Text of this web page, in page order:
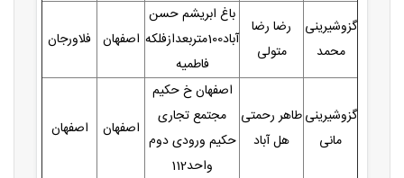
گزوشیرینی
محمد
رضا رضا
متولی
باغ ابریشم حسن
آباد100متربعدازفلکه
فاطمیه
اصفهان فلاورجان
گزوشیرینی
مانی
طاهر رحمتی
هل آباد
اصفهان خ حکیم
مجتمع تجاری
حکیم ورودی دوم
واحد112
اصفهان اصفهان